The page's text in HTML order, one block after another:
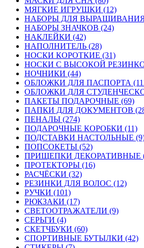
МЯГКИЕ ИГРУШКИ (12)
НАБОРЫ ДЛЯ ВЫРАЩИВАНИЯ
НАБОРЫ ЗНАЧКОВ (24)
НАКЛЕЙКИ (42)
НАПОЛНИТЕЛЬ (28)
НОСКИ КОРОТКИЕ (31)
НОСКИ С ВЫСОКОЙ
НОЧНИКИ (44)
ОБЛОЖКИ ДЛЯ ПАСПОРТА
ОБЛОЖКИ ДЛЯ
ПАКЕТЫ ПОДАРОЧНЫЕ (69)
ПАПКИ ДЛЯ ДОКУМЕНТОВ
ПЕНАЛЫ (274)
ПОДАРОЧНЫЕ КОРОБКИ (11)
ПОДСТАВКИ НАСТОЛЬНЫЕ
ПОПСОКЕТЫ (52)
ПРИЩЕПКИ ДЕКОРАТИВНЫЕ
ПРОТЕКТОРЫ (16)
РАСЧЁСКИ (32)
РЕЗИНКИ ДЛЯ ВОЛОС (12)
РУЧКИ (101)
РЮКЗАКИ (17)
СВЕТООТРАЖАТЕЛИ (9)
СЕРЬГИ (4)
СКЕТЧБУКИ (60)
СПОРТИВНЫЕ БУТЫЛКИ (42)